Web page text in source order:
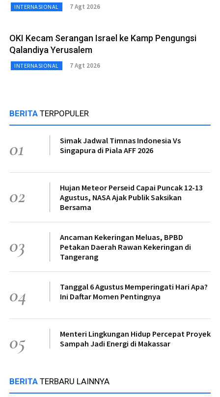
INTERNASIONAL 7 Agt 2026
OKI Kecam Serangan Israel ke Kamp Pengungsi
Qalandiya Yerusalem
INTERNASIONAL 7 Agt 2026
BERITA TERPOPULER
01
Simak Jadwal Timnas Indonesia Vs
Singapura di Piala AFF 2026
02
Hujan Meteor Perseid Capai Puncak 12-13
Agustus, NASA Ajak Publik Saksikan
Bersama
03
Ancaman Kekeringan Meluas, BPBD
Petakan Daerah Rawan Kekeringan di
Tangerang
04
Tanggal 6 Agustus Memperingati Hari Apa?
Ini Daftar Momen Pentingnya
05
Menteri Lingkungan Hidup Percepat Proyek
Sampah Jadi Energi di Makassar
BERITA TERBARU LAINNYA